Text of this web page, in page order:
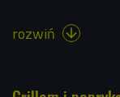
rozwiń 